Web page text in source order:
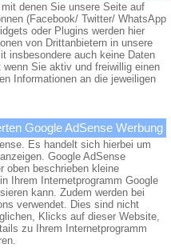
denen Sie unsere Seite auf
(Facebook/ Twitter/ WhatsApp
oder Plugins werden hier
von Drittanbietern in unsere
insbesondere auch keine Daten
Sie aktiv und freiwillig einen
Informationen an die jeweiligen
Google AdSense Werbung
Es handelt sich hierbei um
Google AdSense
oben beschrieben kleine
Ihrem Internetprogramm Google
kann. Zudem werden bei
verwendet. Dies sind nicht
Klicks auf dieser Website,
zu Ihrem Internetprogramm